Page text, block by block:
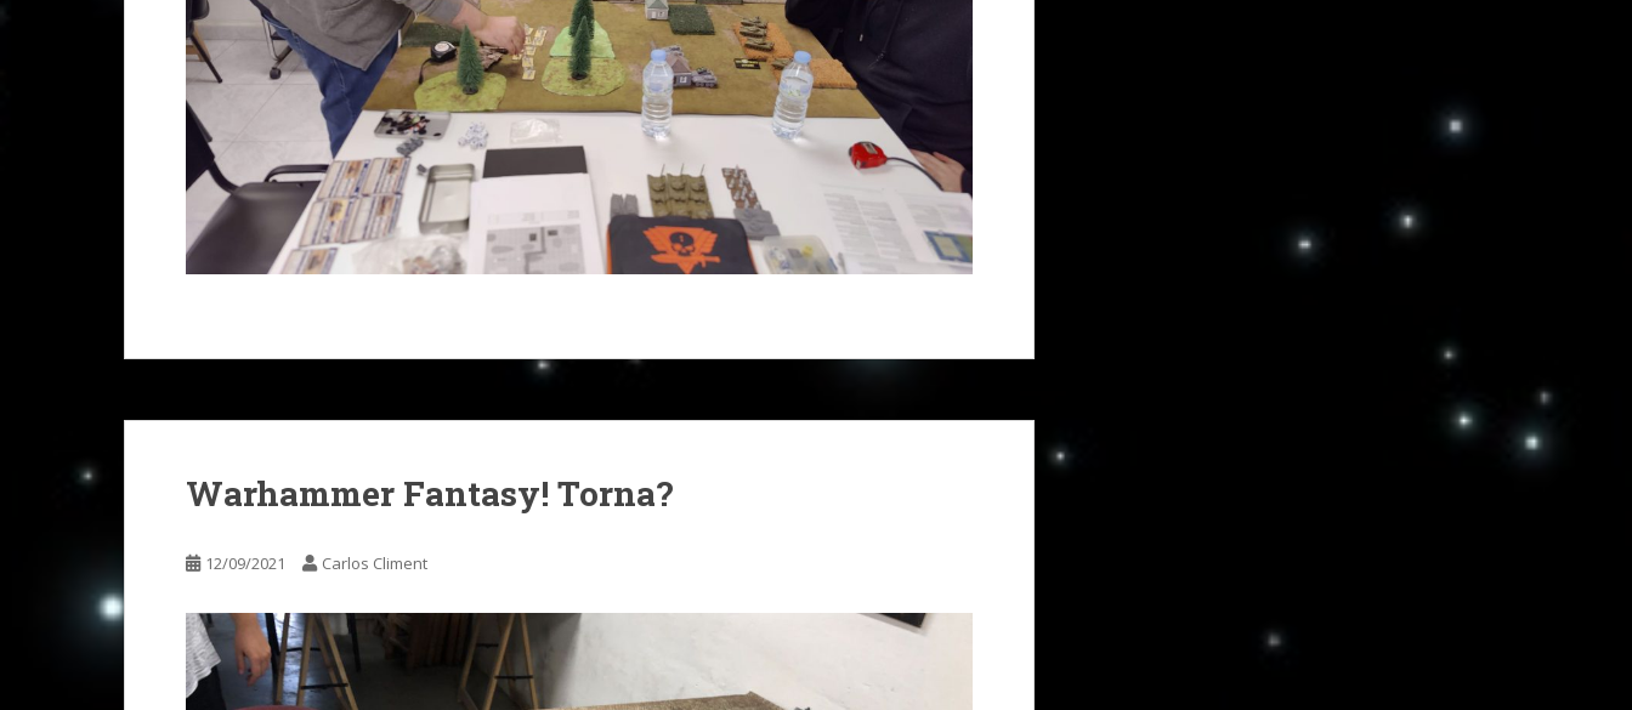
Warhammer Fantasy! Torna?
12/09/2021 Carlos Climent